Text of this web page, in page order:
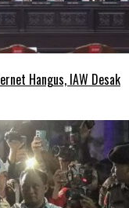
Hangus, IAW Desak